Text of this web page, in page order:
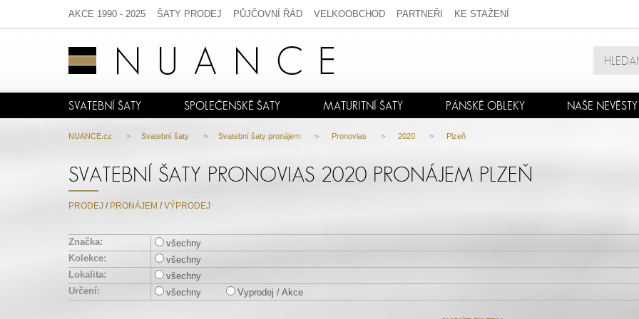
AKCE 1990 - 2025 ŠATY PRODEJ PŮJČOVNÍ ŘÁD VELKOOBCHOD PARTNEŘI KE STAŽENÍ
SVATEBNÍ ŠATY SPOLEČENSKÉ ŠATY MATURITNÍ ŠATY PÁNSKÉ OBLEKY NAŠE NEVĚSTY
NUANCE.cz > Svatební šaty > Svatební šaty pronájem > Pronovias > 2020 > Plzeň
SVATEBNÍ ŠATY PRONOVIAS 2020 PRONÁJEM PLZEŇ
PRODEJ / PRONÁJEM /VÝPRODEJ
Značka:
všechny
Kolekce:
všechny
Lokalita:
všechny
Určení:
všechny Vyprodej / Akce